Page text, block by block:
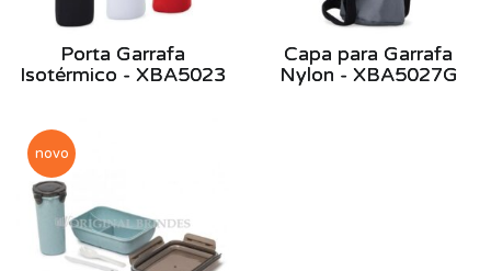
Porta Garrafa
Isotérmico - XBA5023
Capa para Garrafa
Nylon - XBA5027G
novo